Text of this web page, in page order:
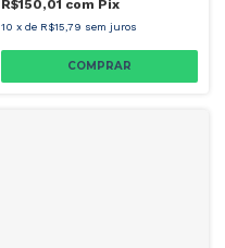
R$150,01 com Pix
10 x de R$15,79 sem juros